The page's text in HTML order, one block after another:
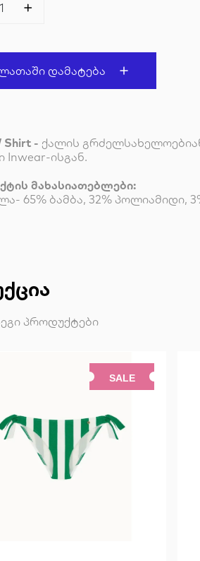
1
Დამატება
Shirt - ქალის
Inwear-ისგან.
მახასიათებლები:
65% ბამბა, 32% პოლიამიდი,
პროდუქტები
SALE